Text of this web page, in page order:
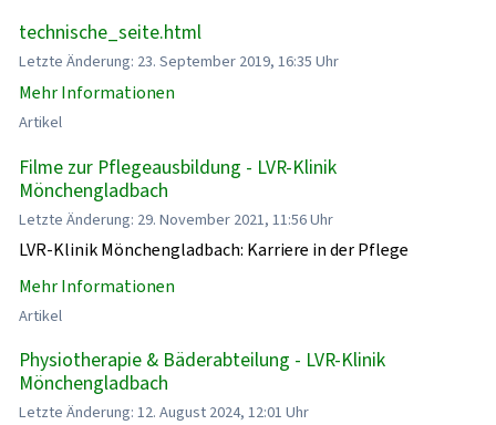
technische_seite.html
Letzte Änderung: 23. September 2019, 16:35 Uhr
Mehr Informationen
Artikel
Filme zur Pflegeausbildung - LVR-Klinik
Mönchengladbach
Letzte Änderung: 29. November 2021, 11:56 Uhr
LVR-Klinik Mönchengladbach: Karriere in der Pflege
Mehr Informationen
Artikel
Physiotherapie & Bäderabteilung - LVR-Klinik
Mönchengladbach
Letzte Änderung: 12. August 2024, 12:01 Uhr